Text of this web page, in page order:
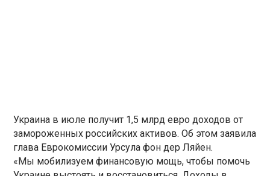
Украина в июле получит 1,5 млрд евро доходов от
замороженных российских активов. Об этом заявила
глава Еврокомиссии Урсула фон дер Ляйен.
«Мы мобилизуем финансовую мощь, чтобы помочь